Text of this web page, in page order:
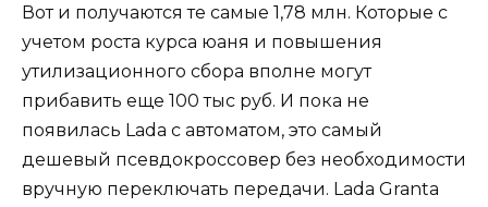
Вот и получаются те самые 1,78 млн. Которые с
учетом роста курса юаня и повышения
утилизационного сбора вполне могут
прибавить еще 100 тыс руб. И пока не
появилась Lada с автоматом, это самый
дешевый псевдокроссовер без необходимости
вручную переключать передачи. Lada Granta